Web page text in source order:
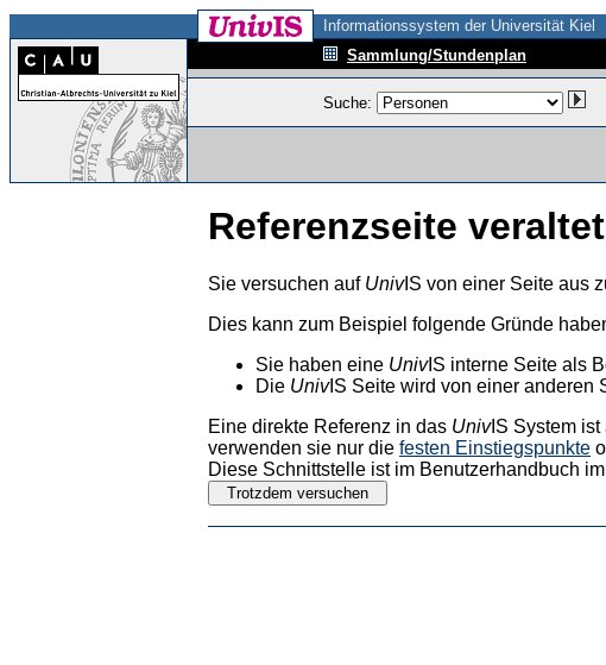
Informationssystem der Universität Kiel
Sammlung/Stundenplan
Suche:
Referenzseite veraltet
Sie versuchen auf UnivIS von einer Seite aus
Dies kann zum Beispiel folgende Gründe
Sie haben eine UnivIS interne Seite als
Die UnivIS Seite wird von einer anderen
Eine direkte Referenz in das UnivIS System
verwenden sie nur die festen Einstiegspunkte
Diese Schnittstelle ist im Benutzerhandbuch